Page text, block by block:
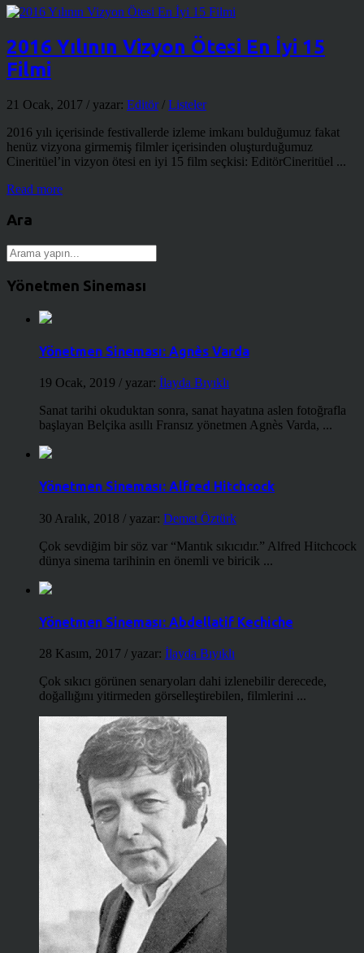
2016 Yılının Vizyon Ötesi En İyi 15
Filmi
21 Ocak, 2017 / yazar: Editör/ Listeler
2016 yılı içerisinde festivallerde izleme imkanı bulduğumuz fakat
henüz vizyona girmemiş filmler içerisinden oluşturduğumuz
Cineritüel’in vizyon ötesi en iyi 15 film seçkisi: EditörCineritüel ...
Read more
Ara
Yönetmen Sineması
Yönetmen Sineması: Agnès Varda
19 Ocak, 2019 / yazar: İlayda Bıyıklı
Sanat tarihi okuduktan sonra, sanat hayatına aslen fotoğrafla
başlayan Belçika asıllı Fransız yönetmen Agnès Varda, ...
Yönetmen Sineması: Alfred Hitchcock
30 Aralık, 2018 / yazar: Demet Öztürk
Çok sevdiğim bir söz var “Mantık sıkıcıdır.” Alfred Hitchcock
dünya sinema tarihinin en önemli ve biricik ...
Yönetmen Sineması: Abdellatif Kechiche
28 Kasım, 2017 / yazar: İlayda Bıyıklı
Çok sıkıcı görünen senaryoları dahi izlenebilir derecede,
doğallığını yitirmeden görselleştirebilen, filmlerini ...